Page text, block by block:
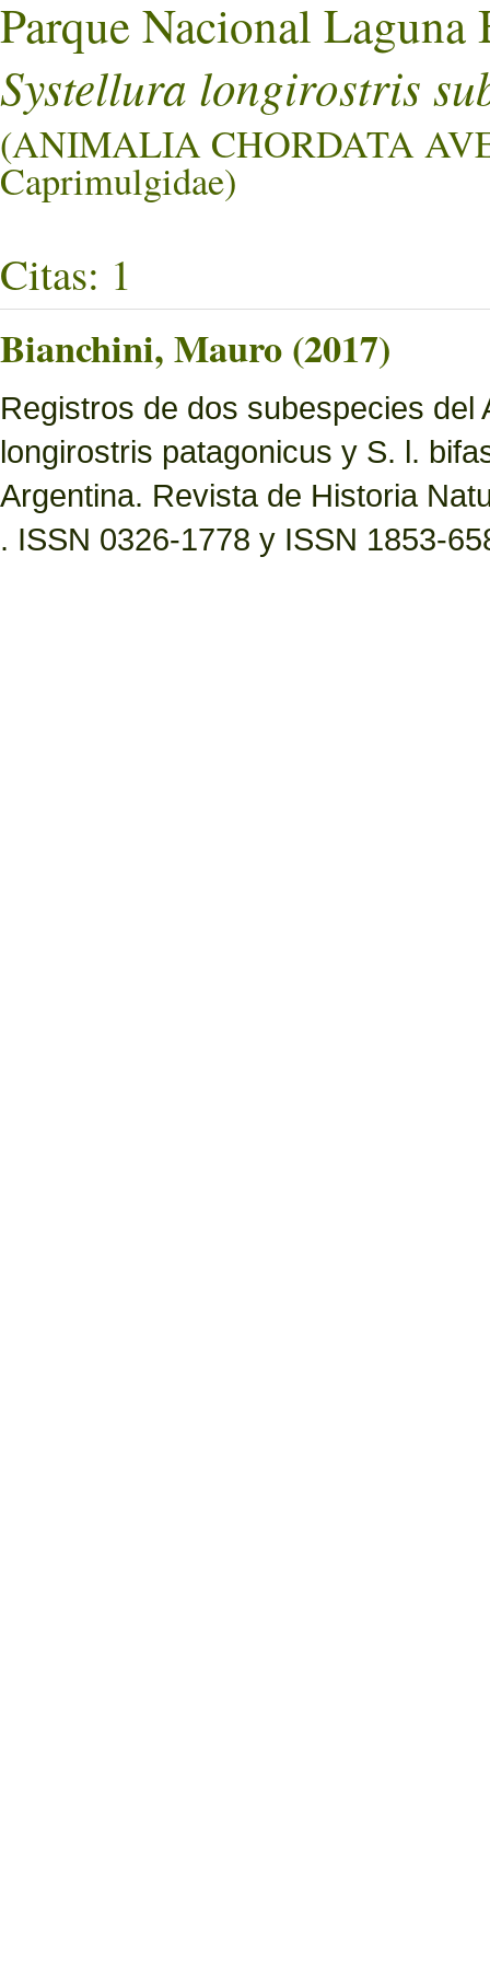
Parque Nacional Laguna
Systellura longirostris
(ANIMALIA CHORDATA
Caprimulgidae)
Citas: 1
Bianchini, Mauro (2017)
Registros de dos subespecies
longirostris patagonicus y S. l.
Argentina. Revista de Historia
. ISSN 0326-1778 y ISSN 1853-